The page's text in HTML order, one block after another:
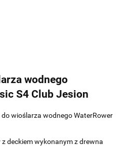
wodnego
S4 Club Jesion
wioślarza wodnego WaterRower
deckiem wykonanym z drewna